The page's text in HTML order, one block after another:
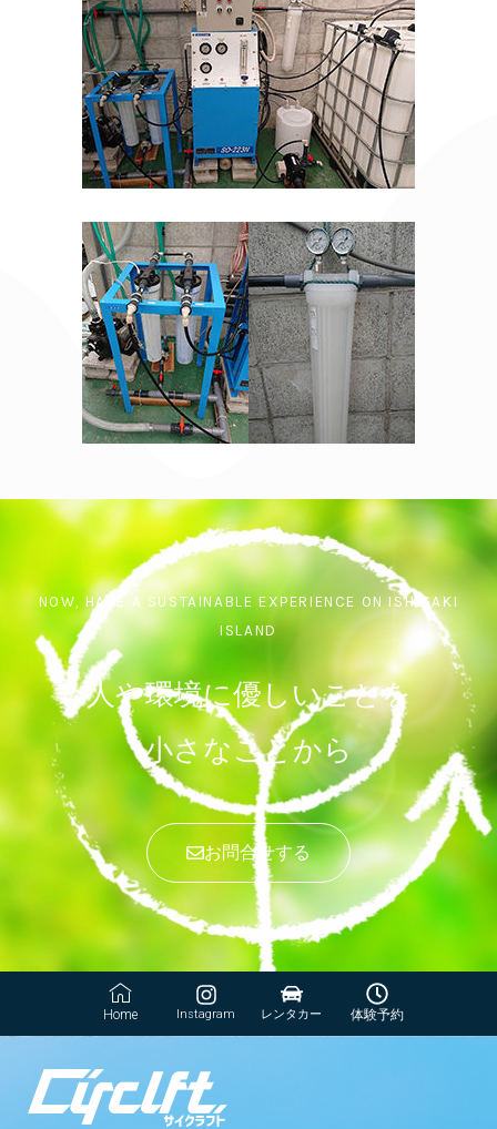
NOW, HAVE A SUSTAINABLE EXPERIENCE ON ISHIGAKI
ISLAND
人や環境に優しいことを
小さなことから
お問合せする
Home Instagram レンタカー 体験予約